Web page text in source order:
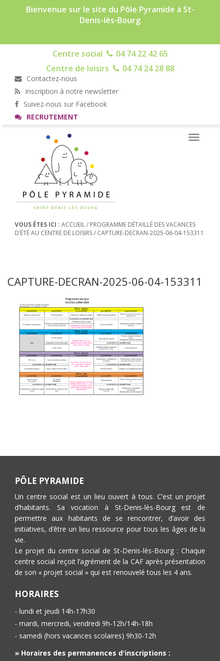
Bienvenue sur le site du Pôle Pyramide à St-
Denis-lès-Bourg
Centre social
04 74 22 42 65
Centre de loisirs
04 74 24 28 88
Contactez-nous
Inscription à notre newsletter
Suivez-nous sur Facebook
RECRUTEMENT
Toggle
VOUS ÊTES ICI : ACCUEIL/ PROGRAMME DÉTAILLÉ DES VACANCES
D’ÉTÉ AU CENTRE DE LOISIRS/ CAPTURE-DECRAN-2025-06-04-153311
CAPTURE-DECRAN-2025-06-04-153311
PÔLE PYRAMIDE
Un centre social est un lieu ouvert à tous. C’est un projet
d’habitants. Sa vocation à St-Denis-lès-Bourg est de
permettre aux habitants de se rencontrer, d’avoir des
initiatives, d’être un lieu ressource pour tous les âges de la
vie.
Le projet du centre social de St-Denis-lès-Bourg : Chaque
centre social reçoit l’agrément de la CAF après présentation
de son « projet social » qui est renouvelé tous les 4 ans.
HORAIRES
- lundi et jeudi 14h-17h30
- mardi, mercredi, vendredi 9h-12h/14h-18h
- samedi (hors vacances scolaires) 9h30-12h
» Horaires des permanences d'inscriptions :